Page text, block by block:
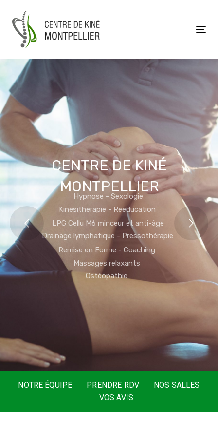
links
primary
navigation
content
CENTRE DE KINÉ
Hypnose - Sexologie
MONTPELLIER
Kinésithérapie - Rééducation
LPG Cellu M6 minceur et anti-âge
Drainage lymphatique - Pressothérapie
Remise en Forme - Coaching
Massages relaxants
Ostéopathie
NOTRE ÉQUIPE PRENDRE RDV
NOS SALLES
VOS AVIS